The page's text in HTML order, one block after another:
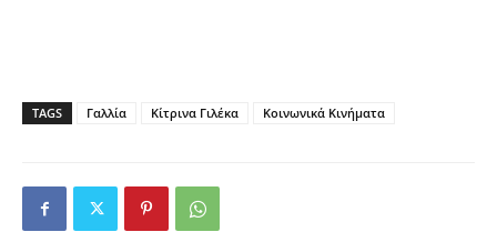
TAGS Γαλλία Κίτρινα Γιλέκα Κοινωνικά Κινήματα